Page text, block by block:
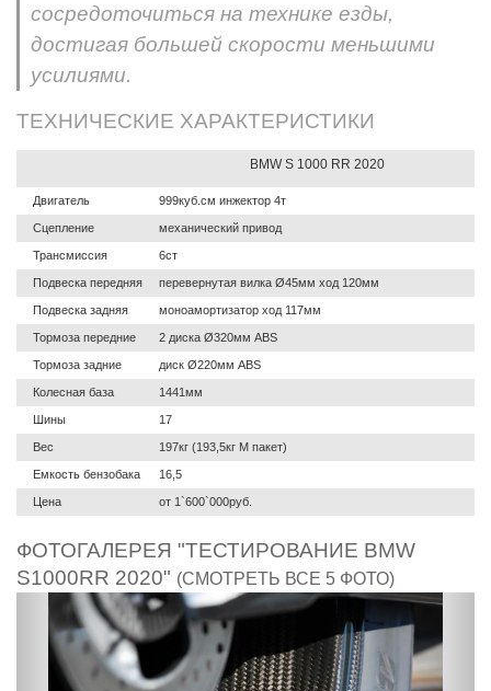
сосредоточиться на технике езды,
достигая большей скорости меньшими
усилиями.
ТЕХНИЧЕСКИЕ ХАРАКТЕРИСТИКИ
Двигатель
Сцепление
Трансмиссия
Подвеска передняя
Подвеска задняя
Тормоза передние
Тормоза задние
Колесная база
Шины
Вес
Емкость бензобака
Цена
BMW S 1000 RR 2020
999куб.см инжектор 4т
механический привод
6ст
перевернутая вилка Ø45мм ход 120мм
моноамортизатор ход 117мм
2 диска Ø320мм ABS
диск Ø220мм ABS
1441мм
17
197кг (193,5кг М пакет)
16,5
от 1`600`000руб.
ФОТОГАЛЕРЕЯ "ТЕСТИРОВАНИЕ BMW
S1000RR 2020" (СМОТРЕТЬ ВСЕ 5 ФОТО)